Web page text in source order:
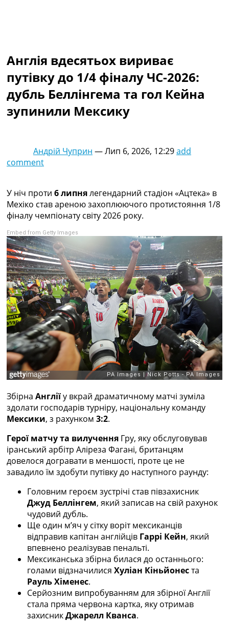
Ліга Чемпіонів
Англія. Прем’єр-Ліга
Іспанія. Ла Ліга
Ще Турніри >>>
Таблиці
Чемпіонат Світу. Турнирні таблиці
Таблиця АПЛ
Всі таблиці >>>
Рейтинги
Рейтинг країн УЄФА
Рейтинг клубів УЄФА
Рейтинг ФІФА
Телепрограма
RU
UA
Categories
Головна
Новини футболу
Відео
Новини футболу України
Футбольні трансфери
Останні коментарі
Логін
Рейтінги
Правила
Колективний прогноз
Турніри
Чемпіонат Світу
Україна. Прем’єр-Ліга
Україна. Перша Ліга
Ліга Чемпіонів
Англія. Прем’єр-Ліга
Іспанія. Ла Ліга
Ще Турніри >>>
Таблиці
Чемпіонат Світу. Турнирні таблиці
Таблиця УПЛ
Перша Ліга
Таблиця АПЛ
Таблиця Ла Ліги
Таблиця Ліги Чемпіонів
Всі таблиці >>>
Англія вдесятьох вириває
путівку до 1/4 фіналу ЧС-2026:
дубль Беллінгема та гол Кейна
зупинили Мексику
Андрій Чуприн —Лип 6, 2026, 12:29add
comment
У ніч проти 6 липнялегендарний стадіон «Ацтека» в
Мехіко став ареною захоплюючого протистояння 1/8
фіналу чемпіонату світу 2026 року.
Embed from Getty Images
Збірна Англіїу вкрай драматичному матчі зуміла
здолати господарів турніру, національну команду
Мексики, з рахунком 3:2.
Герої матчу та вилучення Гру, яку обслуговував
іранський арбітр Аліреза Фагані, британцям
довелося догравати в меншості, проте це не
завадило їм здобути путівку до наступного раунду:
Головним героєм зустрічі став півзахисник
Джуд Беллінгем, який записав на свій рахунок
чудовий дубль.
Ще один м’яч у сітку воріт мексиканців
відправив капітан англійців Гаррі Кейн, який
впевнено реалізував пенальті.
Мексиканська збірна билася до останнього:
голами відзначилися Хуліан Кіньйонеста
Рауль Хіменес.
Серйозним випробуванням для збірної Англії
стала пряма червона картка, яку отримав
захисникДжарелл Кванса.